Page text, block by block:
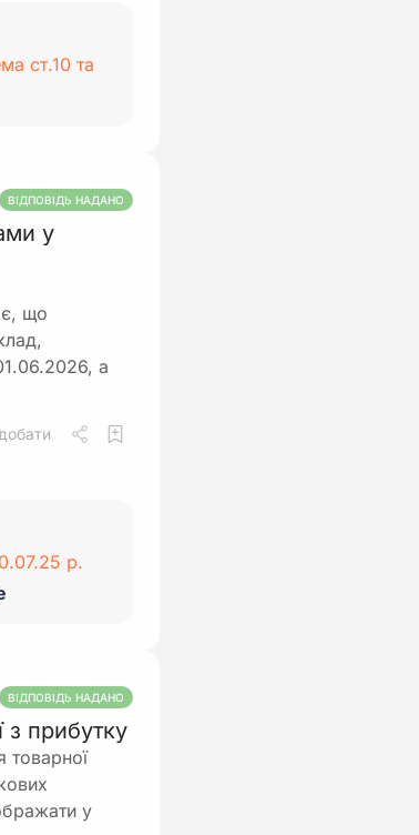
ст.10 та
ВІДПОВІДЬ НАДАНО
у
що
а
р.
ВІДПОВІДЬ НАДАНО
з прибутку
товарної
у